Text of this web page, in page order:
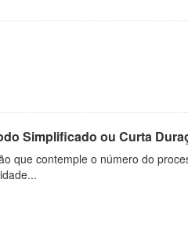
Simplificado ou Curta
que contemple o número do